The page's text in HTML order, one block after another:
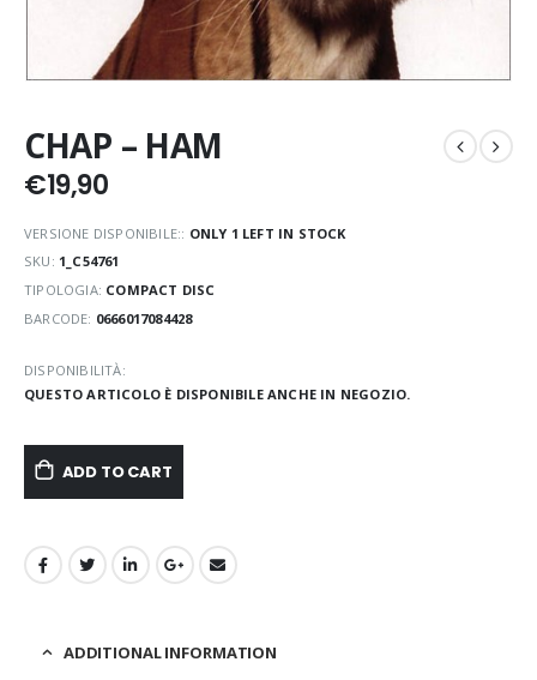
CHAP – HAM
€19,90
VERSIONE DISPONIBILE:: ONLY 1 LEFT IN STOCK
SKU: 1_C54761
TIPOLOGIA: COMPACT DISC
BARCODE: 0666017084428
DISPONIBILITÀ:
QUESTO ARTICOLO È DISPONIBILE ANCHE IN NEGOZIO.
ADD TO CART
ADDITIONAL INFORMATION